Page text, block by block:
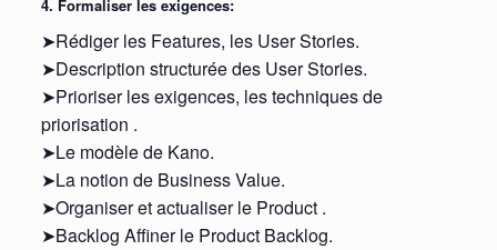
4. Formaliser les exigences:
➤Rédiger les Features, les User Stories.
➤Description structurée des User Stories.
➤Prioriser les exigences, les techniques de
priorisation .
➤Le modèle de Kano.
➤La notion de Business Value.
➤Organiser et actualiser le Product .
➤Backlog Affiner le Product Backlog.